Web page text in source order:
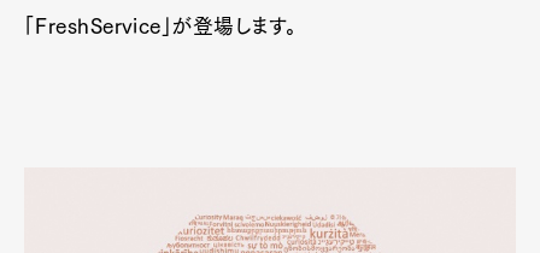
「FreshService」が登場します。